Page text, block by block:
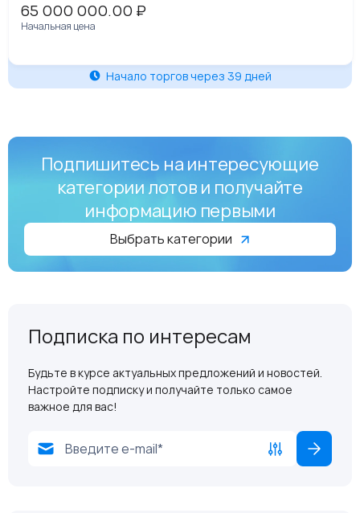
65 000 000.00 ₽
Начальная цена
Начало торгов через 39 дней
Подпишитесь на интересующие
категории лотов и получайте
информацию первыми
Выбрать категории
Подписка по интересам
Будьте в курсе актуальных предложений и новостей.
Настройте подписку и получайте только самое
важное для вас!